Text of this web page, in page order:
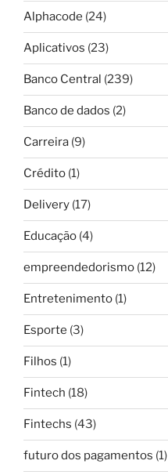
Alphacode (24)
Aplicativos (23)
Banco Central (239)
Banco de dados (2)
Carreira (9)
Crédito (1)
Delivery (17)
Educação (4)
empreendedorismo (12)
Entretenimento (1)
Esporte (3)
Filhos (1)
Fintech (18)
Fintechs (43)
futuro dos pagamentos (1)